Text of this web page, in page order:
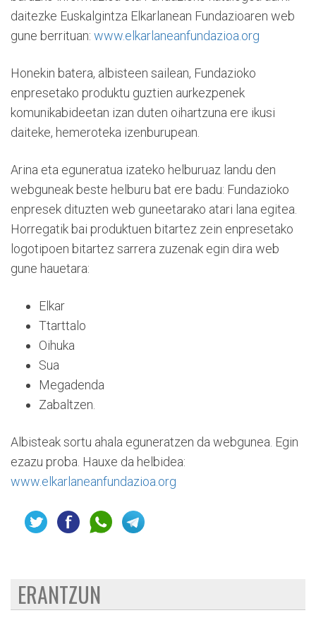
daitezke Euskalgintza Elkarlanean Fundazioaren web
gune berrituan: www.elkarlaneanfundazioa.org
Honekin batera, albisteen sailean, Fundazioko
enpresetako produktu guztien aurkezpenek
komunikabideetan izan duten oihartzuna ere ikusi
daiteke, hemeroteka izenburupean.
Arina eta eguneratua izateko helburuaz landu den
webguneak beste helburu bat ere badu: Fundazioko
enpresek dituzten web guneetarako atari lana egitea.
Horregatik bai produktuen bitartez zein enpresetako
logotipoen bitartez sarrera zuzenak egin dira web
gune hauetara:
Elkar
Ttarttalo
Oihuka
Sua
Megadenda
Zabaltzen.
Albisteak sortu ahala eguneratzen da webgunea. Egin
ezazu proba. Hauxe da helbidea:
www.elkarlaneanfundazioa.org
ERANTZUN